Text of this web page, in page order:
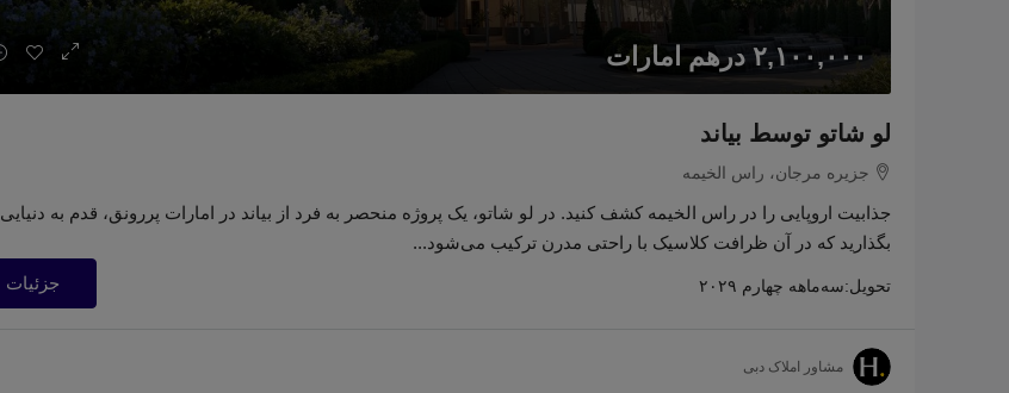
۲,۱۰۰,۰۰۰ درهم امارات
لو شاتو توسط بیاند
جزیره مرجان، راس الخیمه
جذابیت اروپایی را در راس الخیمه کشف کنید. در لو شاتو، یک پروژه منحصر به فرد از بیاند در امارات پررونق، قدم به دنیایی
بگذارید که در آن ظرافت کلاسیک با راحتی مدرن ترکیب می‌شود...
تحویل:سه‌ماهه چهارم ۲۰۲۹ جزئیات
مشاور املاک دبی